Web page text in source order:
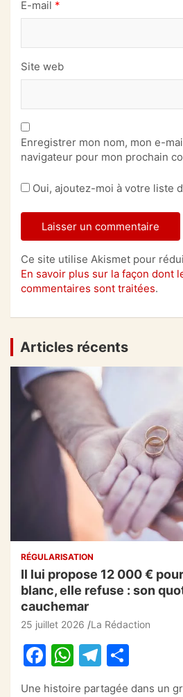
E-mail *
Site web
Enregistrer mon nom, mon e-
navigateur pour mon prochain
Oui, ajoutez-moi à votre liste
Ce site utilise Akismet pour
En savoir plus sur la façon dont
commentaires sont traitées.
Articles récents
RÉGULARISATION
Il lui propose 12 000 €
blanc, elle refuse : son
cauchemar
25 juillet 2026 La Rédaction
F
a
W T
el ar
Une histoire partagée dans un